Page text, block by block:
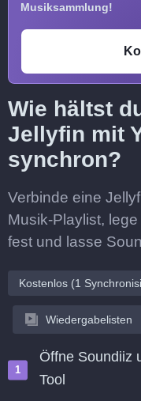
Musiksammlung!
Wie hältst
Jellyfin mit
synchron?
Verbinde eine
Musik-Playlist,
fest und lasse
Kostenlos (1
Wiedergabelisten
Öffne Soundiiz
Tool